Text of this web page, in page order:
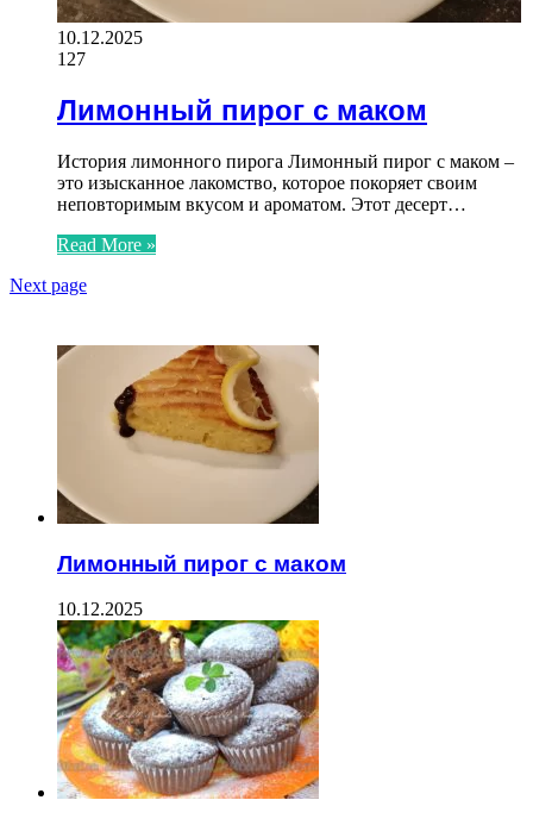
10.12.2025
127
Лимонный пирог с маком
История лимонного пирога Лимонный пирог с маком –
это изысканное лакомство, которое покоряет своим
неповторимым вкусом и ароматом. Этот десерт…
Read More »
Next page
Лимонный пирог с маком
10.12.2025